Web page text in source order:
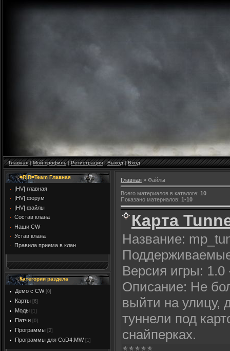
Главная|Мой профиль|Регистрация|Выход|Вход
=R|R=Team Главная
|HV| главная
|HV| форум
|HV| файлы
Cостав клана
Наши CW
Устав клана
Правила приема в клан
Категории раздела
Демо с CW [0]
Карты [6]
Моды [1]
Патчи [0]
Программы [2]
Программы для CoD4:MW [1]
Главная » Файлы
Всего материалов в каталоге: 10
Показано материалов: 1-10
Карта
Название:
Версия игры: 1.0
Описание: Не
выйти на улицу,
туннели под
снайперках.